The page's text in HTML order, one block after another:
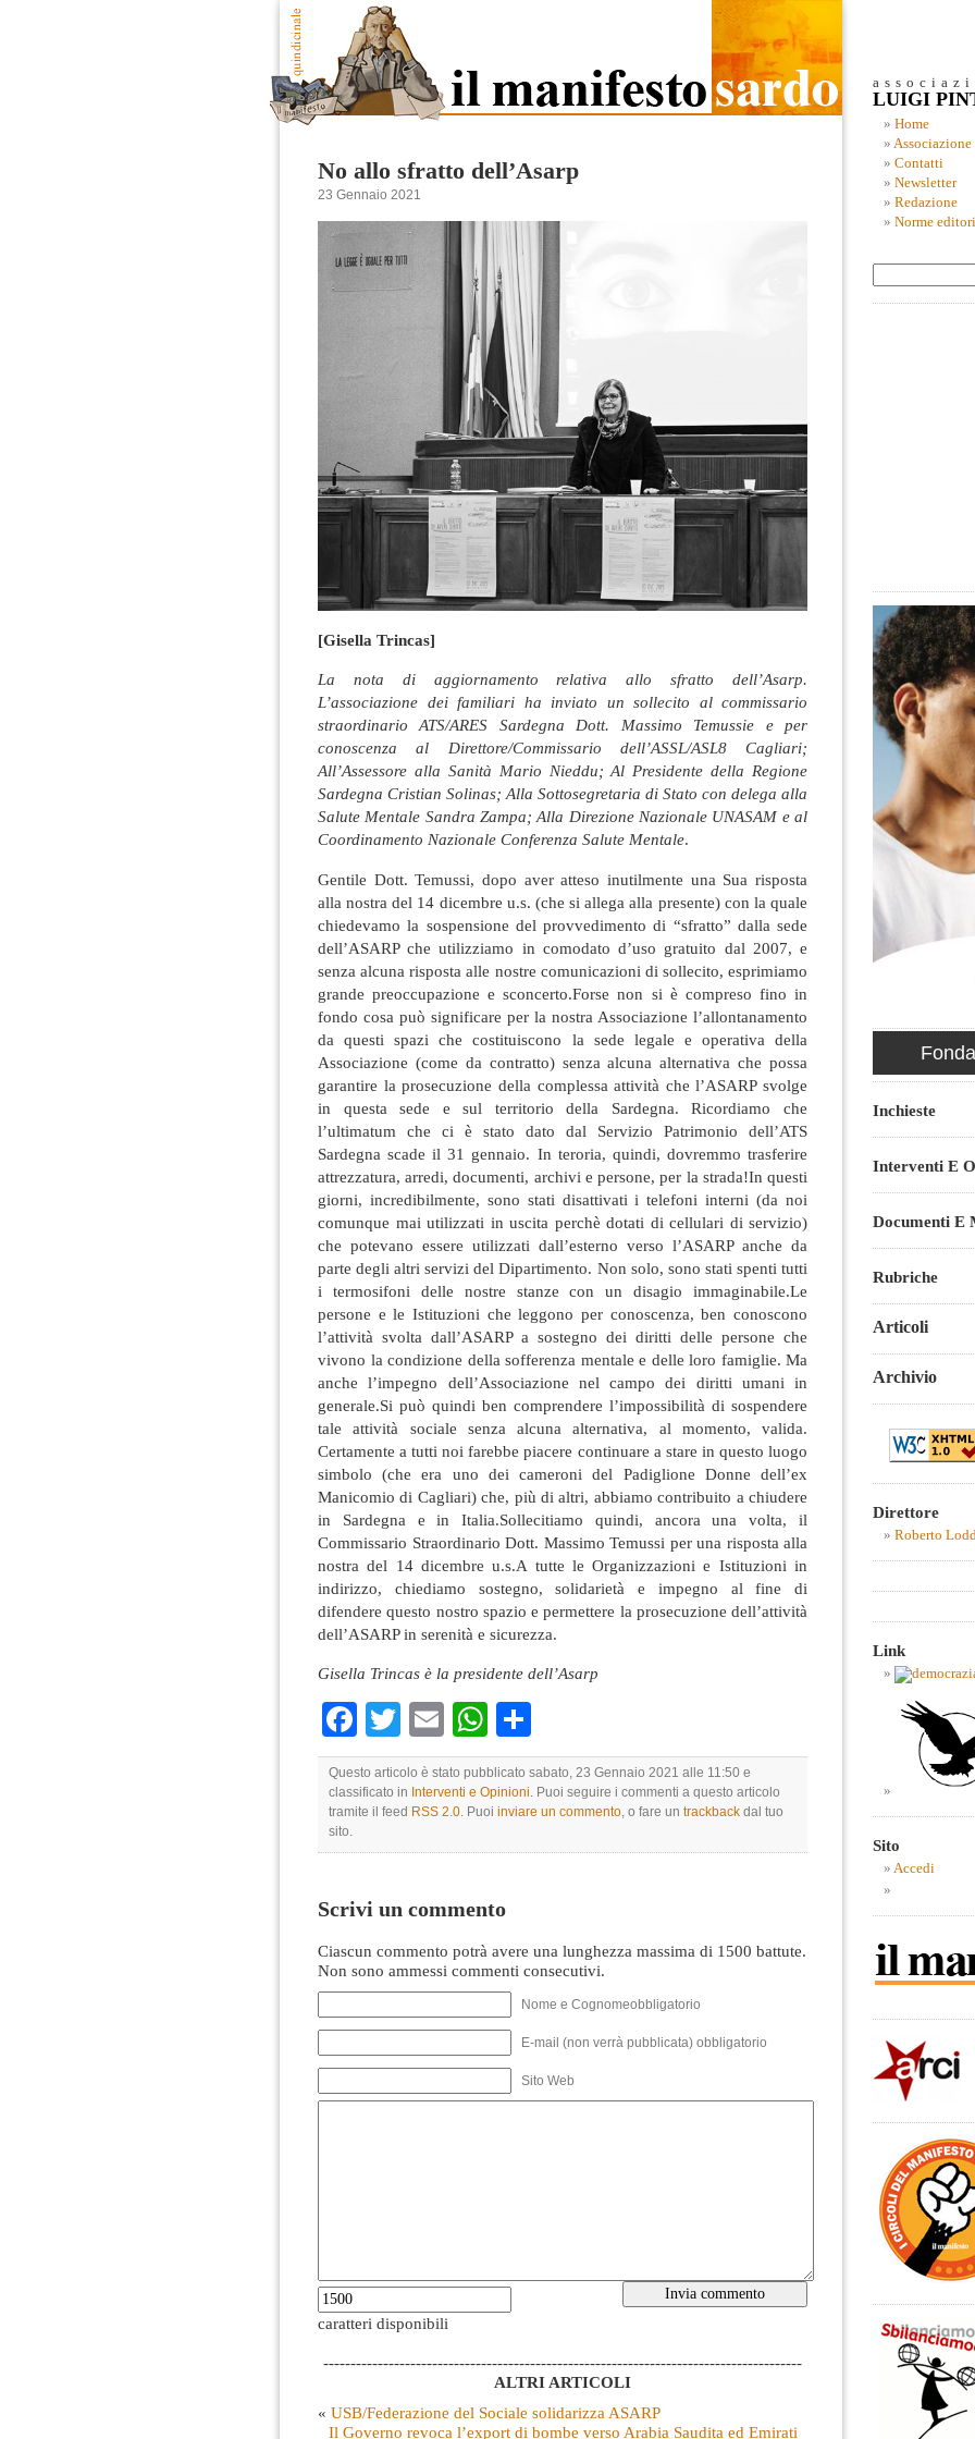
No allo sfratto dell’Asarp
23 Gennaio 2021
[Gisella Trincas]
La nota di aggiornamento relativa allo sfratto dell’Asarp.
L’associazione dei familiari ha inviato un sollecito al commissario
straordinario ATS/ARES Sardegna Dott. Massimo Temussie e per
conoscenza al Direttore/Commissario dell’ASSL/ASL8 Cagliari;
All’Assessore alla Sanità Mario Nieddu; Al Presidente della Regione
Sardegna Cristian Solinas; Alla Sottosegretaria di Stato con delega alla
Salute Mentale Sandra Zampa; Alla Direzione Nazionale UNASAM e al
Coordinamento Nazionale Conferenza Salute Mentale.
Gentile Dott. Temussi, dopo aver atteso inutilmente una Sua risposta
alla nostra del 14 dicembre u.s. (che si allega alla presente) con la quale
chiedevamo la sospensione del provvedimento di “sfratto” dalla sede
dell’ASARP che utilizziamo in comodato d’uso gratuito dal 2007, e
senza alcuna risposta alle nostre comunicazioni di sollecito, esprimiamo
grande preoccupazione e sconcerto.Forse non si è compreso fino in
fondo cosa può significare per la nostra Associazione l’allontanamento
da questi spazi che costituiscono la sede legale e operativa della
Associazione (come da contratto) senza alcuna alternativa che possa
garantire la prosecuzione della complessa attività che l’ASARP svolge
in questa sede e sul territorio della Sardegna. Ricordiamo che
l’ultimatum che ci è stato dato dal Servizio Patrimonio dell’ATS
Sardegna scade il 31 gennaio. In teroria, quindi, dovremmo trasferire
attrezzatura, arredi, documenti, archivi e persone, per la strada!In questi
giorni, incredibilmente, sono stati disattivati i telefoni interni (da noi
comunque mai utilizzati in uscita perchè dotati di cellulari di servizio)
che potevano essere utilizzati dall’esterno verso l’ASARP anche da
parte degli altri servizi del Dipartimento. Non solo, sono stati spenti tutti
i termosifoni delle nostre stanze con un disagio immaginabile.Le
persone e le Istituzioni che leggono per conoscenza, ben conoscono
l’attività svolta dall’ASARP a sostegno dei diritti delle persone che
vivono la condizione della sofferenza mentale e delle loro famiglie. Ma
anche l’impegno dell’Associazione nel campo dei diritti umani in
generale.Si può quindi ben comprendere l’impossibilità di sospendere
tale attività sociale senza alcuna alternativa, al momento, valida.
Certamente a tutti noi farebbe piacere continuare a stare in questo luogo
simbolo (che era uno dei cameroni del Padiglione Donne dell’ex
Manicomio di Cagliari) che, più di altri, abbiamo contribuito a chiudere
in Sardegna e in Italia.Sollecitiamo quindi, ancora una volta, il
Commissario Straordinario Dott. Massimo Temussi per una risposta alla
nostra del 14 dicembre u.s.A tutte le Organizzazioni e Istituzioni in
indirizzo, chiediamo sostegno, solidarietà e impegno al fine di
difendere questo nostro spazio e permettere la prosecuzione dell’attività
dell’ASARP in serenità e sicurezza.
Gisella Trincas è la presidente dell’Asarp
Facebook
TwitterEmailWhatsApp
Questo articolo è stato pubblicato sabato, 23 Gennaio 2021 alle 11:50 e
classificato in Interventi e Opinioni. Puoi seguire i commenti a questo articolo
tramite il feed RSS 2.0. Puoi inviare un commento, o fare un trackback dal tuo
sito.
Scrivi un commento
Ciascun commento potrà avere una lunghezza massima di 1500 battute.
Non sono ammessi commenti consecutivi.
Nome e Cognomeobbligatorio
E-mail (non verrà pubblicata) obbligatorio
Sito Web
caratteri disponibili
----------------------------------------------------------------------------------------
ALTRI ARTICOLI
« USB/Federazione del Sociale solidarizza ASARP
Il Governo revoca l’export di bombe verso Arabia Saudita ed Emirati
LUIGI
Home
Associazione
Contatti
Newsletter
Redazione
Norme
Inchieste
Interventi E
Documenti E
Rubriche
Articoli
Archivio
Direttore
Roberto
Link
Sito
Accedi